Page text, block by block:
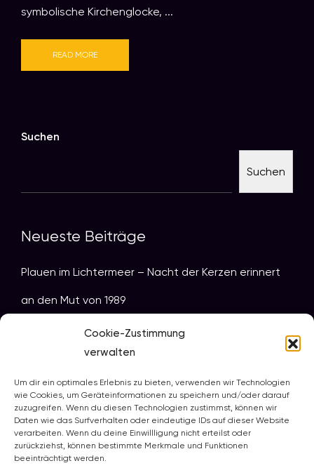
Cookie-Zustimmung
verwalten
Um dir ein optimales Erlebnis zu bieten, verwenden wir Technologien
wie Cookies, um Geräteinformationen zu speichern und/oder darauf
zuzugreifen. Wenn du diesen Technologien zustimmst, können wir
Daten wie das Surfverhalten oder eindeutige IDs auf dieser Website
verarbeiten. Wenn du deine Einwillligung nicht erteilst oder
zurückziehst, können bestimmte Merkmale und Funktionen
beeinträchtigt werden.
symbolische Kirchenglocke, ...
READ MORE
Suchen
Suchen
Neueste Beiträge
Plauen im Lichtermeer – Nacht der Kerzen erinnert
an den Mut von 1989
Programm zur „Nacht der Kerzen“ 2025
Wenn Geschichte leuchtet und Musik Herzen
berührt
Die Nacht der Kerzen 2025 in Plauen – Geschichte
leuchtet